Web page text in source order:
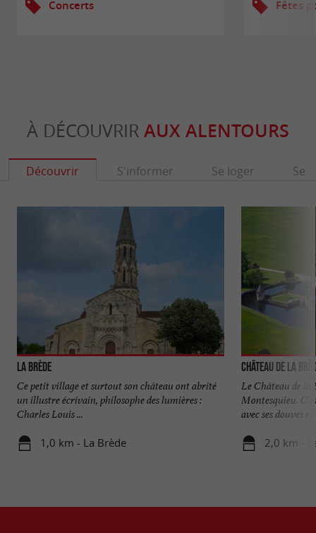
Concerts Fêtes
À DÉCOUVRIR AUX ALENTOURS
Découvrir S'informer Se loger Se
La Brède
Ce petit village et surtout son château ont abrité
un illustre écrivain, philosophe des lumières :
Charles Louis ...
1,0 km - La Brède
Château de La
Le Château de la
Montesquieu.
avec ses douves
2,0 km -